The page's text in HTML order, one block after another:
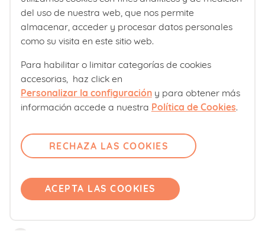
Comité editorial
Laboratorios Ordesa
Política editorial
Club familias
Sobre nosotros
Comité editorial
Pregúntanos
Únete
Accede
del uso de nuestra web, que nos permite
almacenar, acceder y procesar datos personales
como su visita en este sitio web.
Para habilitar o limitar categorías de cookies
accesorias, haz click en
Personalizar la configuracióny para obtener más
información accede a nuestra Política de Cookies.
RECHAZA LAS COOKIES
ACEPTA LAS COOKIES